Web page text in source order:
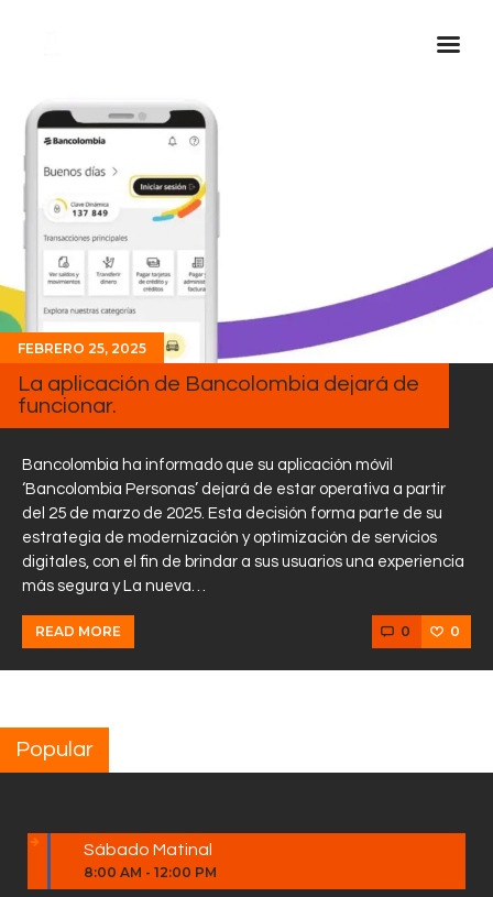
Inicio Real FM
Streaming
En Vivo
Descarga La APP
Programas
Noticias
Equipo
Sobre Nosotros
Contactos
FEBRERO 25, 2025
La aplicación de Bancolombia dejará de
funcionar.
Bancolombia ha informado que su aplicación móvil
‘Bancolombia Personas’ dejará de estar operativa a partir
del 25 de marzo de 2025. Esta decisión forma parte de su
estrategia de modernización y optimización de servicios
digitales, con el fin de brindar a sus usuarios una experiencia
más segura y La nueva…
READ MORE 0 0
Popular
Sábado Matinal
8:00 AM - 12:00 PM